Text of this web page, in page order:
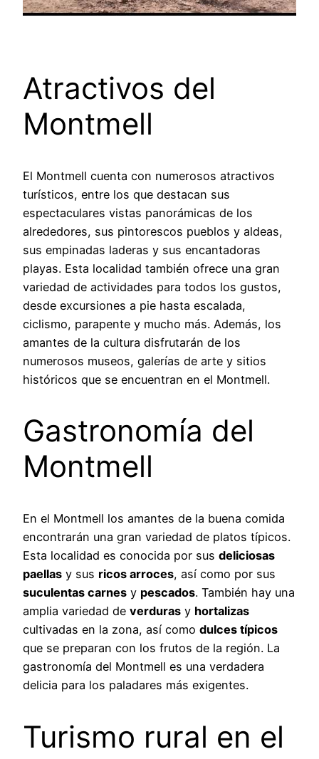
Atractivos del
Montmell
El Montmell cuenta con numerosos atractivos
turísticos, entre los que destacan sus
espectaculares vistas panorámicas de los
alrededores, sus pintorescos pueblos y aldeas,
sus empinadas laderas y sus encantadoras
playas. Esta localidad también ofrece una gran
variedad de actividades para todos los gustos,
desde excursiones a pie hasta escalada,
ciclismo, parapente y mucho más. Además, los
amantes de la cultura disfrutarán de los
numerosos museos, galerías de arte y sitios
históricos que se encuentran en el Montmell.
Gastronomía del
Montmell
En el Montmell los amantes de la buena comida
encontrarán una gran variedad de platos típicos.
Esta localidad es conocida por sus deliciosas
paellas y sus ricos arroces, así como por sus
suculentas carnes y pescados. También hay una
amplia variedad de verduras y hortalizas
cultivadas en la zona, así como dulces típicos
que se preparan con los frutos de la región. La
gastronomía del Montmell es una verdadera
delicia para los paladares más exigentes.
Turismo rural en el